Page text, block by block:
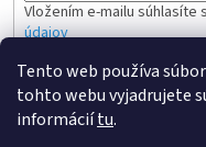
Tento web používa
tohto webu vyjadrujete
informáciítu.
Vložením e-mailu súhlasíte s
údajov
PRIHLÁSIŤ SA